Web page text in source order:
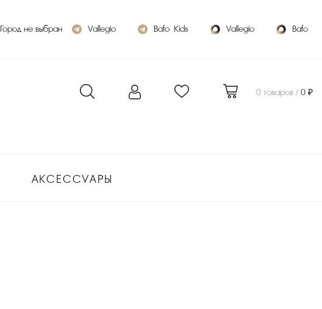
Город не выбран
Vallegio Bafo_Kids Vallegio Bafo
0 товаров /0 ₽
АКСЕССУАРЫ